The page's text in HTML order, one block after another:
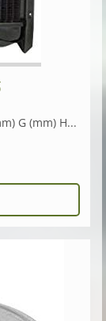
G (mm) H...